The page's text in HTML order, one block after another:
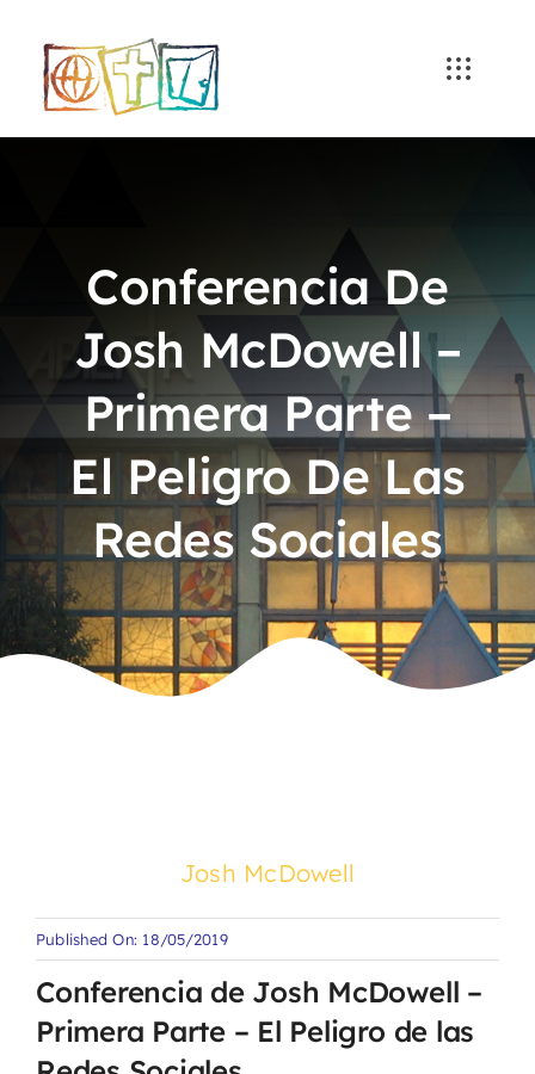
content
Conferencia De
Josh McDowell –
Primera Parte –
El Peligro De Las
Redes Sociales
Josh McDowell
Published On: 18/05/2019
Conferencia de Josh McDowell –
Primera Parte – El Peligro de las